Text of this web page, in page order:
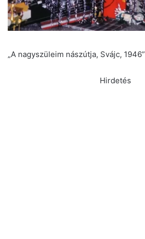
„A nagyszüleim nászútja, Svájc, 1946”
Hirdetés